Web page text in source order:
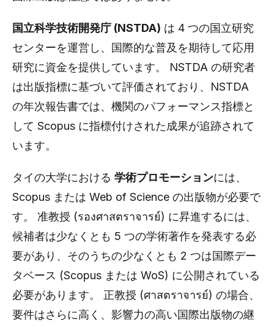
国立科学技術開発庁 (NSTDA) は 4 つの国立研究
センターを運営し、国際的な普及を期待して応用
研究に資金を提供しています。 NSTDA の研究者
は出版指標に基づいて評価されており、NSTDA
の年次報告書では、機関のパフォーマンス指標と
して Scopus に指標付けされた成果が追跡されて
います。
タイの大学における 学術プロモーションには、
Scopus または Web of Science の出版物が必要で
す。 准教授 (รองศาสตราจารย์) に昇進するには、
候補者は少なくとも 5 つの学術著作を発表する必
要があり、そのうちの少なくとも 2 つは国際デー
タベース (Scopus または WoS) に公開されている
必要があります。 正教授 (ศาสตราจารย์) の場合、
要件はさらに高く、影響力の高い国際出版物の継